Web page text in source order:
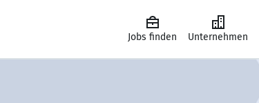
Jobs finden Unternehmen